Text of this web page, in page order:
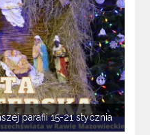
parafii 15-21 stycznia